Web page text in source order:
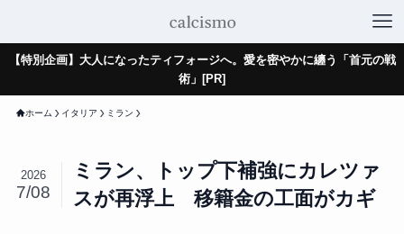
【特別企画】大人になったティフォージへ。愛を密やかに纏う「首元の戦
術」[PR]
ホーム イタリア ミラン
ミラン、トップ下補強にカレツァ
スが再浮上 移籍金の工面がカギ
2026
7/08